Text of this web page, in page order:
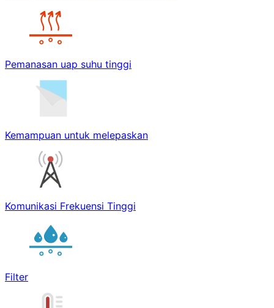
Pemanasan uap suhu tinggi
Kemampuan untuk melepaskan
Komunikasi Frekuensi Tinggi
Filter